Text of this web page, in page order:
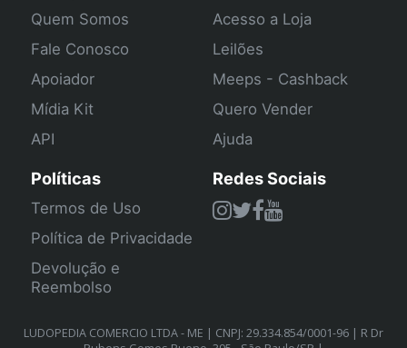
Quem Somos
Fale Conosco
Apoiador
Mídia Kit
API
Acesso a Loja
Leilões
Meeps - Cashback
Quero Vender
Ajuda
Políticas
Termos de Uso
Política de Privacidade
Devolução e
Reembolso
Redes Sociais
LUDOPEDIA COMERCIO LTDA - ME | CNPJ: 29.334.854/0001-96 | R Dr